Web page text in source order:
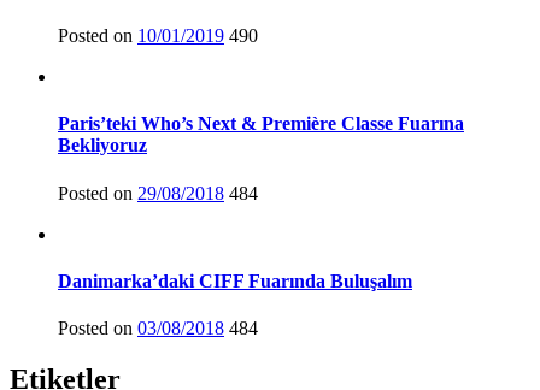
Posted on 10/01/2019 490
Paris’teki Who’s Next & Première Classe Fuarına
Bekliyoruz
Posted on 29/08/2018 484
Danimarka’daki CIFF Fuarında Buluşalım
Posted on 03/08/2018 484
Etiketler